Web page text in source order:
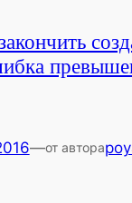
—от автора